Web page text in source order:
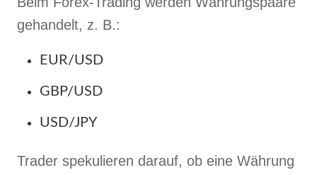
gehandelt, z. B.:
EUR/USD
GBP/USD
USD/JPY
Trader spekulieren darauf, ob eine Währung